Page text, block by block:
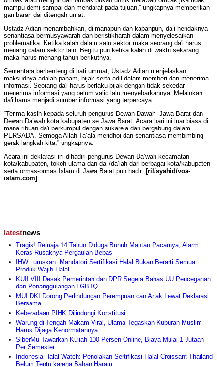
mampu demi sampai dan mendarat pada tujuan,” ungkapnya memberikan
gambaran dai ditengah umat.
Ustadz Adian menambahkan, di manapun dan kapanpun, da’i hendaknya
senantiasa bermusyawarah dan beristikharah dalam menyelesaikan
problematika. Ketika kalah dalam satu sektor maka seorang da'i harus
menang dalam sektor lain. Begitu pun ketika kalah di waktu sekarang
maka harus menang tahun berikutnya.
Sementara berbenteng di hati ummat, Ustadz Adian menjelaskan
maksudnya adalah paham, bijak serta adil dalam memberi dan menerima
informasi. Seorang da'i harus berlaku bijak dengan tidak sekedar
menerima informasi yang belum valid lalu menyebarkannya. Melainkan
da'i harus menjadi sumber informasi yang terpercaya.
“Terima kasih kepada seluruh pengurus Dewan Dawah Jawa Barat dan
Dewan Da’wah kota kabupaten se Jawa Barat. Acara hari ini luar biasa di
mana ribuan da'i berkumpul dengan sukarela dan bergabung dalam
PERSADA. Semoga Allah Ta’ala meridhoi dan senantiasa membimbing
gerak langkah kita,” ungkapnya.
Acara ini deklarasi ini dihadiri pengurus Dewan Da’wah kecamatan
kota/kabupaten, tokoh ulama dan da’i/da’iah dari berbagai kota/kabupaten
serta ormas-ormas Islam di Jawa Barat pun hadir. [ril/syahid/voa-
islam.com]
latestnews
Tragis! Remaja 14 Tahun Diduga Bunuh Mantan Pacarnya, Alarm
Keras Rusaknya Pergaulan Bebas
IHW Luruskan: Mandatori Sertifikasi Halal Bukan Berarti Semua
Produk Wajib Halal
KUII VIII Desak Pemerintah dan DPR Segera Bahas UU Pencegahan
dan Penanggulangan LGBTQ
MUI DKI Dorong Perlindungan Perempuan dan Anak Lewat Deklarasi
Bersama
Keberadaan PIHK Dilindungi Konstitusi
Warung di Tengah Makam Viral, Ulama Tegaskan Kuburan Muslim
Harus Dijaga Kehormatannya
SiberMu Tawarkan Kuliah 100 Persen Online, Biaya Mulai 1 Jutaan
Per Semester
Indonesia Halal Watch: Penolakan Sertifikasi Halal Croissant Thailand
Belum Tentu karena Bahan Haram